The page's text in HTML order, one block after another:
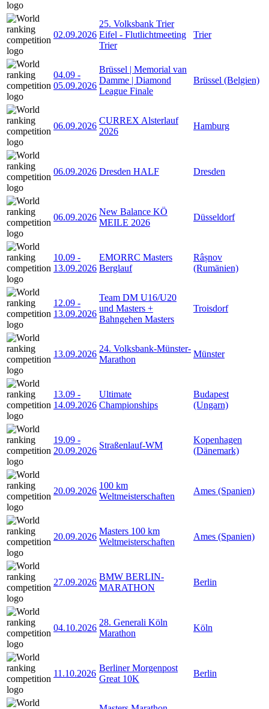
02.09.2026
25. Volksbank Trier
Eifel - Flutlichtmeeting
Trier
Trier
04.09 -
05.09.2026
Brüssel | Memorial van
Damme | Diamond
League Finale
Brüssel (Belgien)
06.09.2026
CURREX Alsterlauf
2026
Hamburg
06.09.2026 Dresden HALF Dresden
06.09.2026
New Balance KÖ
MEILE 2026
Düsseldorf
10.09 -
13.09.2026
EMORRC Masters
Berglauf
Râșnov
(Rumänien)
12.09 -
13.09.2026
Team DM U16/U20
und Masters +
Bahngehen Masters
Troisdorf
13.09.2026
24. Volksbank-Münster-
Marathon
Münster
13.09 -
14.09.2026
Ultimate
Championships
Budapest
(Ungarn)
19.09 -
20.09.2026
Straßenlauf-WM
Kopenhagen
(Dänemark)
20.09.2026
100 km
Weltmeisterschaften
Ames (Spanien)
20.09.2026
Masters 100 km
Weltmeisterschaften
Ames (Spanien)
27.09.2026
BMW BERLIN-
MARATHON
Berlin
04.10.2026
28. Generali Köln
Marathon
Köln
11.10.2026
Berliner Morgenpost
Great 10K
Berlin